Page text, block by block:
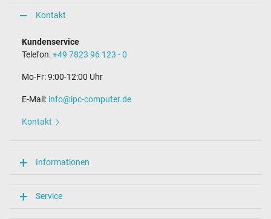
Kontakt
Kundenservice
Telefon:+49 7823 96 123 - 0
Mo-Fr: 9:00-12:00 Uhr
E-Mail: info@ipc-computer.de
Kontakt
Informationen
Service